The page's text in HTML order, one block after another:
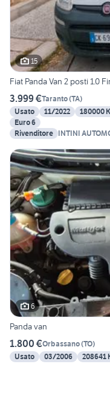
15
Fiat Panda Van 2 posti 1.0
3.999 €Taranto(TA)
Usato
11/2022 180000
Euro 6
Rivenditore INTINI
6
Panda van
1.800 €Orbassano(TO)
Usato
03/2006 208641